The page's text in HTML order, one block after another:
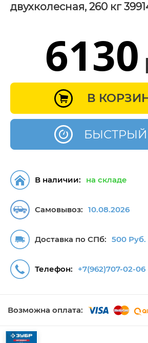
двухколесная, 260 кг
6130
БЫСТРЫЙ
В
Самовывоз: 10.08.2026
Доставка по СПб: 500 Руб.
В наличии: на складе
Телефон: +7(962)707-02-06
Возможна оплата: